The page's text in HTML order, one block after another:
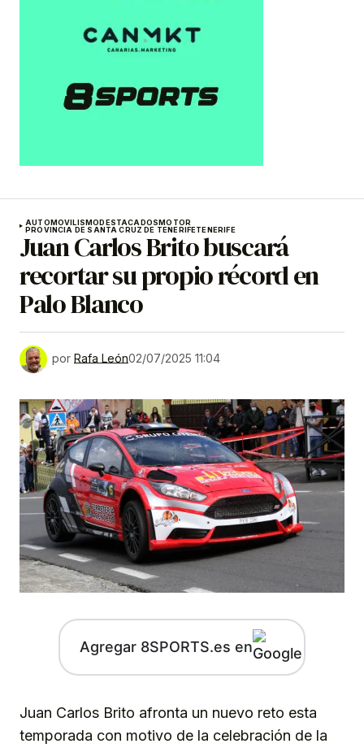
AUTOMOVILISMODESTACADOSMOTOR
PROVINCIA DE SANTA CRUZ DE TENERIFETENERIFE
Juan Carlos Brito buscará
recortar su propio récord en
Palo Blanco
por Rafa León02/07/2025 11:04
Agregar 8SPORTS.es en
Juan Carlos Brito afronta un nuevo reto esta
temporada con motivo de la celebración de la